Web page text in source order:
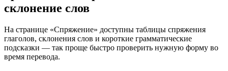
склонение слов
На странице «Спряжение» доступны таблицы спряжения
глаголов, склонения слов и короткие грамматические
подсказки — так проще быстро проверить нужную форму во
время перевода.